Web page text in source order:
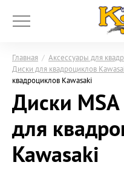
Главная / Аксессуары для
Диски для квадроциклов
квадроциклов Kawasaki
Диски
для
Kawasaki